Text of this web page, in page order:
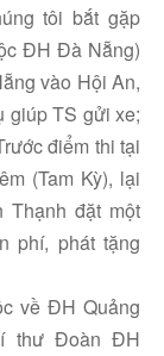
tôi bắt gặp
ĐH Đà Nẵng)
vào Hội An,
giúp TS gửi xe;
điểm thi tại
(Tam Kỳ), lại
Thạnh đặt một
phí, phát tặng
về ĐH Quảng
thư Đoàn ĐH